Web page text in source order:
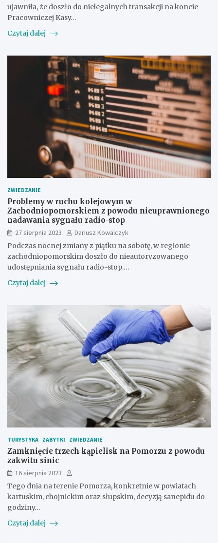
ujawniła, że doszło do nielegalnych transakcji na koncie
Pracowniczej Kasy…
Czytaj dalej
ZWIEDZANIE
Problemy w ruchu kolejowym w
Zachodniopomorskiem z powodu nieuprawnionego
nadawania sygnału radio-stop
27 sierpnia 2023
Dariusz Kowalczyk
Podczas nocnej zmiany z piątku na sobotę, w regionie
zachodniopomorskim doszło do nieautoryzowanego
udostępniania sygnału radio-stop.…
Czytaj dalej
TURYSTYKA ZABYTKI ZWIEDZANIE
Zamknięcie trzech kąpielisk na Pomorzu z powodu
zakwitu sinic
16 sierpnia 2023
Tego dnia na terenie Pomorza, konkretnie w powiatach
kartuskim, chojnickim oraz słupskim, decyzją sanepidu do
godziny…
Czytaj dalej